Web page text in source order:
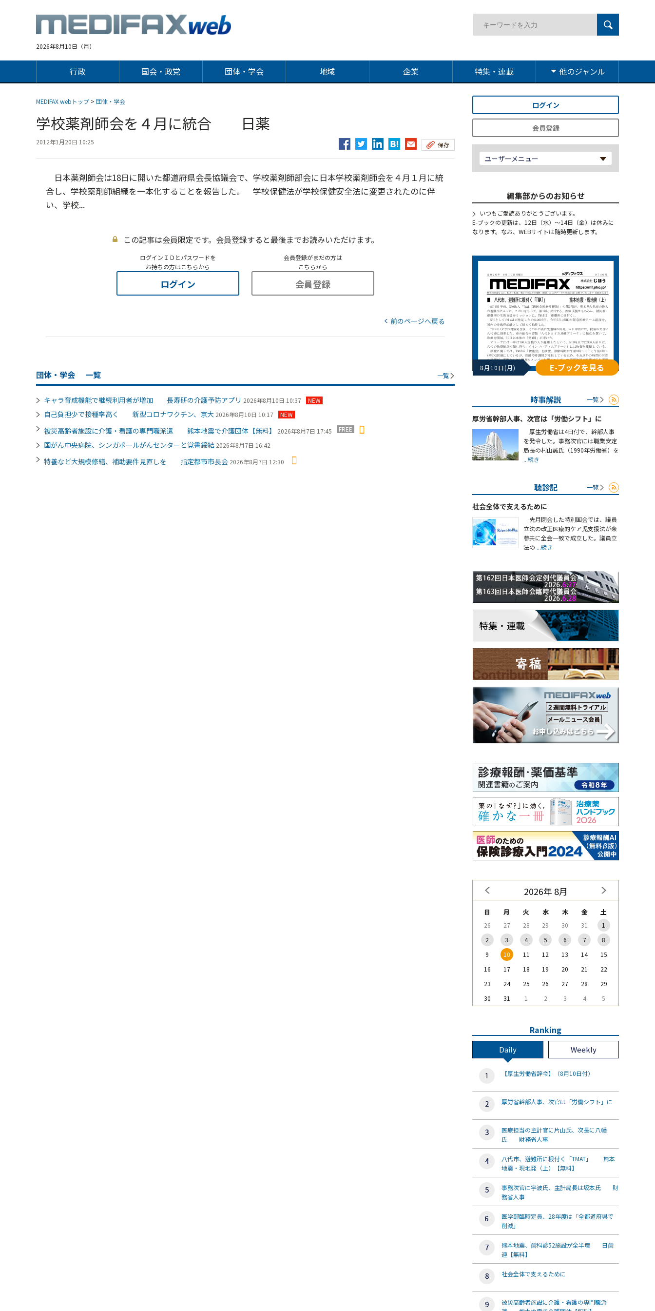
2026年8月10日（月）
行政 国会・政党 団体・学会 地域 企業 特集・連載 他のジャンル
MEDIFAX webトップ > 団体・学会
学校薬剤師会を４月に統合 日薬
2012年1月20日 10:25 保存
日本薬剤師会は18日に開いた都道府県会長協議会で、学校薬剤師部会に日本学校薬剤師会を４月１月に統
合し、学校薬剤師組織を一本化することを報告した。 学校保健法が学校保健安全法に変更されたのに伴
い、学校...
この記事は会員限定です。会員登録すると最後までお読みいただけます。
ログインＩＤとパスワードを
お持ちの方はこちらから
ログイン
会員登録がまだの方は
こちらから
会員登録
前のページへ戻る
団体・学会 一覧 一覧
キャラ育成機能で継続利用者が増加 長寿研の介護予防アプリ 2026年8月10日 10:37 NEW
自己負担少で接種率高く 新型コロナワクチン、京大 2026年8月10日 10:17 NEW
被災高齢者施設に介護・看護の専門職派遣 熊本地震で介護団体【無料】 2026年8月7日 17:45 FREE
国がん中央病院、シンガポールがんセンターと覚書締結 2026年8月7日 16:42
特養など大規模修繕、補助要件見直しを 指定都市市長会 2026年8月7日 12:30
ログイン
会員登録
ユーザーメニュー
編集部からのお知らせ
いつもご愛読ありがとうございます。
E-ブックの更新は、12日（水）～14日（金）は休みに
なります。なお、WEBサイトは随時更新します。
8月10日(月) E-ブックを見る
時事解説 一覧
厚労省幹部人事、次官は「労働シフト」に
厚生労働省は4日付で、幹部人事
を発令した。事務次官には職業安定
局長の村山誠氏（1990年労働省）を
...続き
聴診記 一覧
社会全体で支えるために
先月閉会した特別国会では、議員
立法の改正医療的ケア児支援法が衆
参共に全会一致で成立した。議員立
法の ...続き
2026年 8月
日 月 火 水 木 金 土
26 27 28 29 30 31
1
2
3 4 5 6 7
8
9
10 11 12 13 14
15
16
17 18 19 20 21
22
23
24 25 26 27 28
29
30
31 1 2 3 4 5
Ranking
Daily Weekly
【厚生労働省辞令】（8月10日付）
厚労省幹部人事、次官は「労働シフト」に
医療担当の主計官に片山氏、次長に八幡
氏 財務省人事
八代市、避難所に根付く「TMAT」 熊本
地震・現地発（上）【無料】
事務次官に宇波氏、主計局長は坂本氏 財
務省人事
医学部臨時定員、28年度は「全都道府県で
削減」
熊本地震、歯科診52施設が全半壊 日歯
連【無料】
社会全体で支えるために
被災高齢者施設に介護・看護の専門職派